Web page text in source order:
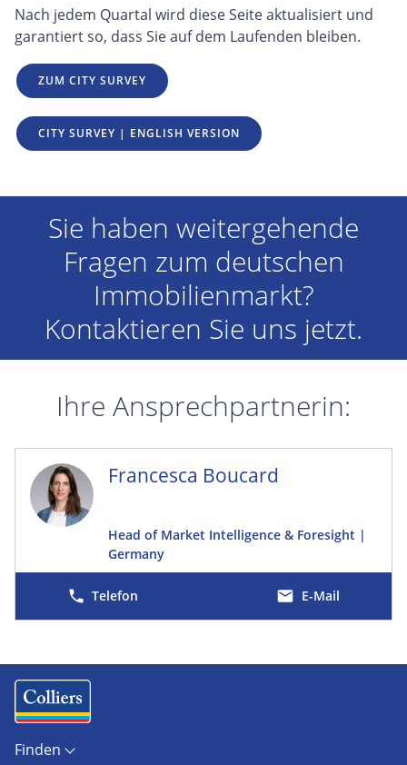
Nach jedem Quartal wird diese Seite aktualisiert und
garantiert so, dass Sie auf dem Laufenden bleiben.
ZUM CITY SURVEY
CITY SURVEY | ENGLISH VERSION
Sie haben weitergehende
Fragen zum deutschen
Immobilienmarkt?
Kontaktieren Sie uns jetzt.
Ihre Ansprechpartnerin:
Francesca Boucard
Head of Market Intelligence & Foresight |
Germany
E-Mail
Finden